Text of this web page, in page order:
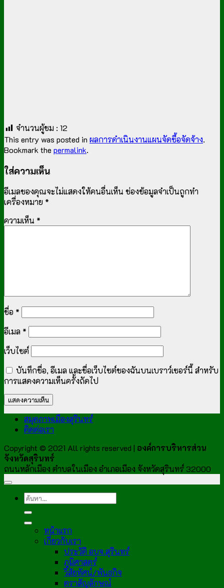
จำนวนผู้ชม : 12
This entry was posted in ผลการดำเนินงานแผนจัดซื้อจัดจ้าง.
Bookmark the permalink.
ใส่ความเห็น
อีเมลของคุณจะไม่แสดงให้คนอื่นเห็น ช่องข้อมูลจำเป็นถูกทำ
เครื่องหมาย *
ความเห็น *
ชื่อ *
อีเมล *
เว็บไซต์
บันทึกชื่อ, อีเมล และชื่อเว็บไซต์ของฉันบนเบราว์เซอร์นี้ สำหรับ
การแสดงความเห็นครั้งถัดไป
สมุดภาพเมืองสุรินทร์
ติดต่อเรา
Copyright © 2021 All rights reserved | องค์การบริหารส่วน
จังหวัดสุรินทร์
ถนนหลักเมือง ตำบลในเมือง อำเภอเมือง จังหวัดสุรินทร์ 32000
หน้าแรก
เกี่ยวกับเรา
ประวัติ อบจ.สุรินทร์
ภูมิศาสตร์
วิสัยทัศน์/พันธกิจ
ตราสัญลักษณ์